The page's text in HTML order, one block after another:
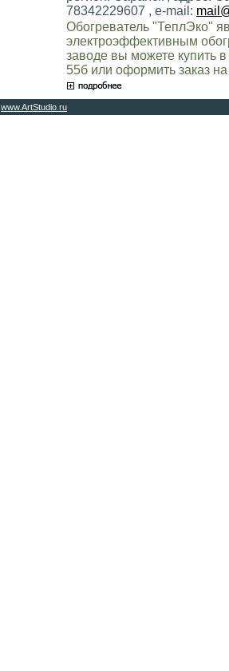
78342229607 , e-mail:
Обогреватель "ТеплЭко"
электроэффективным
заводе вы можете купить
55б или оформить заказ
www.ArtStudio.ru